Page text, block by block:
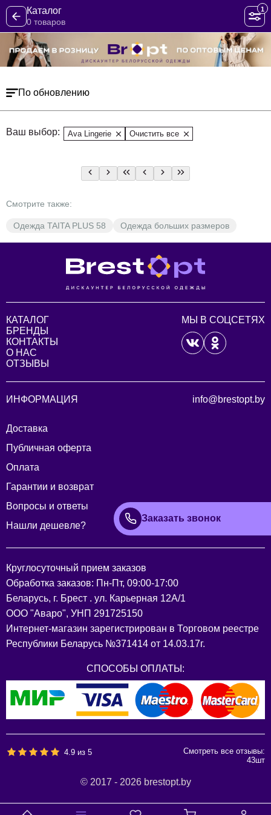
Каталог
0 товаров
1
По обновлению
Ваш выбор: Ava Lingerie Очистить все
Смотрите также:
Одежда TAITA PLUS 58 Одежда больших размеров
КАТАЛОГ
БРЕНДЫ
КОНТАКТЫ
О НАС
ОТЗЫВЫ
МЫ В СОЦСЕТЯХ
ИНФОРМАЦИЯ
Доставка
Публичная оферта
Оплата
Гарантии и возврат
Вопросы и ответы
Нашли дешевле?
info@brestopt.by
Заказать звонок
Круглосуточный прием заказов
Обработка заказов: Пн-Пт, 09:00-17:00
Беларусь, г. Брест . ул. Карьерная 12А/1
ООО "Аваро", УНП 291725150
Интернет-магазин зарегистрирован в Торговом реестре
Республики Беларусь №371414 от 14.03.17г.
СПОСОБЫ ОПЛАТЫ:
4.9 из5
Смотреть все отзывы:
43шт
© 2017 - 2026 brestopt.by